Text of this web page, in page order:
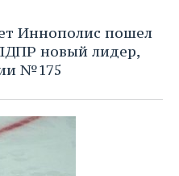
Иннополис пошел
новый лидер,
№175